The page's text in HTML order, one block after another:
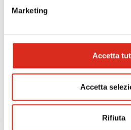
Marketing
Accetta
Accetta
Rifiuta
27/06/2017
Contributi ricerca e
BANDO PER IL SOSTEGNO A
domanda di sostegno le
imprese, costituite nel